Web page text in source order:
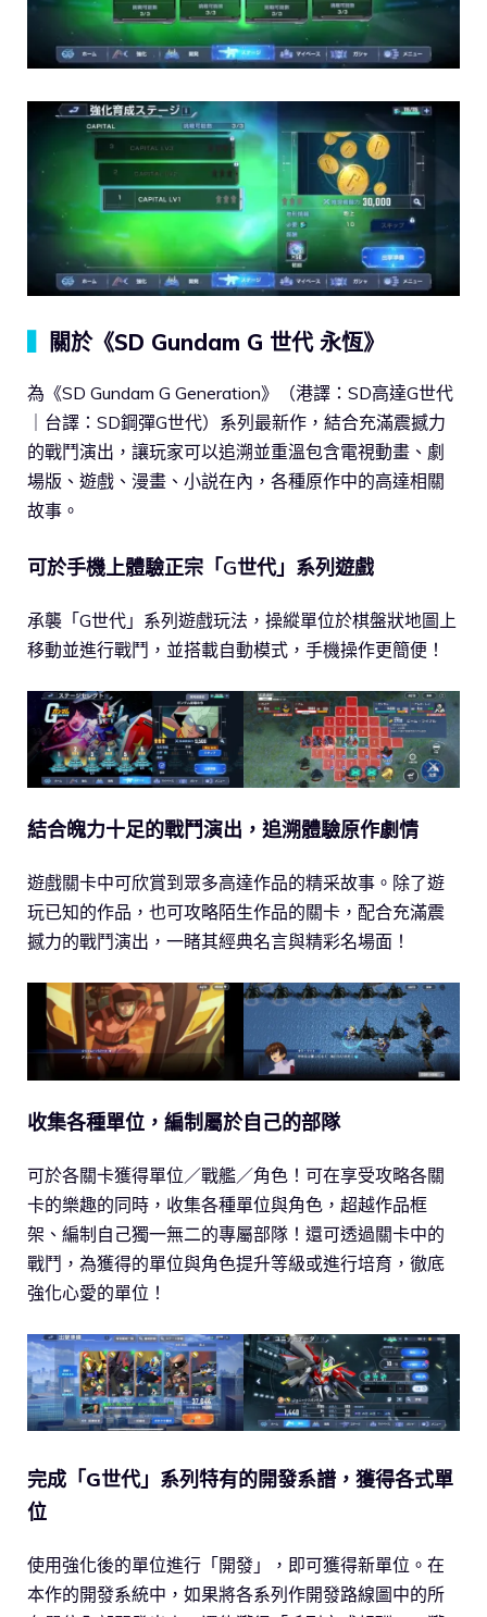
關於《SD Gundam G 世代 永恆》
為《SD Gundam G Generation》（港譯：SD高達G世代
｜台譯：SD鋼彈G世代）系列最新作，結合充滿震撼力
的戰鬥演出，讓玩家可以追溯並重溫包含電視動畫、劇
場版、遊戲、漫畫、小説在內，各種原作中的高達相關
故事。
可於手機上體驗正宗「G世代」系列遊戲
承襲「G世代」系列遊戲玩法，操縱單位於棋盤狀地圖上
移動並進行戰鬥，並搭載自動模式，手機操作更簡便！
結合魄力十足的戰鬥演出，追溯體驗原作劇情
遊戲關卡中可欣賞到眾多高達作品的精采故事。除了遊
玩已知的作品，也可攻略陌生作品的關卡，配合充滿震
撼力的戰鬥演出，一睹其經典名言與精彩名場面！
收集各種單位，編制屬於自己的部隊
可於各關卡獲得單位／戰艦／角色！可在享受攻略各關
卡的樂趣的同時，收集各種單位與角色，超越作品框
架、編制自己獨一無二的專屬部隊！還可透過關卡中的
戰鬥，為獲得的單位與角色提升等級或進行培育，徹底
強化心愛的單位！
完成「G世代」系列特有的開發系譜，獲得各式單
位
使用強化後的單位進行「開發」，即可獲得新單位。在
本作的開發系統中，如果將各系列作開發路線圖中的所